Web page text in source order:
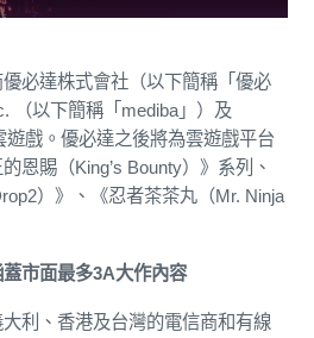
必達株式會社（以下簡稱「優必
（以下簡稱「mediba」）及
遊戲。優必達之後將為雲遊戲平台
恩賜（King’s Bounty）》系列、
）》、《忍者茶茶丸（Mr. Ninja
市面最多3A大作內容
利、香港及台灣的電信商和有線